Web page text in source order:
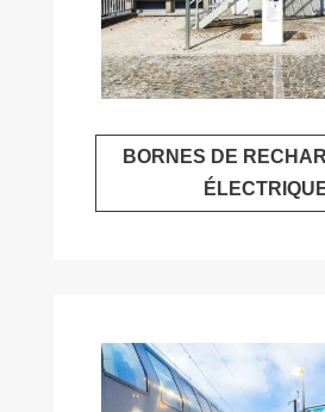
BORNES DE